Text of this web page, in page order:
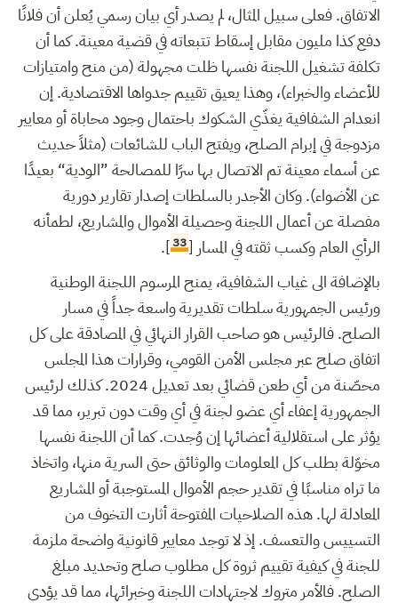
الاتفاق. فعلى سبيل المثال، لم يصدر أي بيان رسمي يُعلن أن فلانًا
دفع كذا مليون مقابل إسقاط تتبعاته في قضية معينة. كما أن
تكلفة تشغيل اللجنة نفسها ظلت مجهولة (من منح وامتيازات
للأعضاء والخبراء)، وهذا يعيق تقييم جدواها الاقتصادية. إن
انعدام الشفافية يغذّي الشكوك باحتمال وجود محاباة أو معايير
مزدوجة في إبرام الصلح، ويفتح الباب للشائعات (مثلاً حديث
عن أسماء معينة تم الاتصال بها سرًا للمصالحة ”الودية“ بعيدًا
عن الأضواء). وكان الأجدر بالسلطات إصدار تقارير دورية
مفصلة عن أعمال اللجنة وحصيلة الأموال والمشاريع، لطمأنه
الرأي العام وكسب ثقته في المسار [33
].
بالإضافة الى غياب الشفافية، يمنح المرسوم اللجنة الوطنية
ورئيس الجمهورية سلطات تقديرية واسعة جداً في مسار
الصلح. فالرئيس هو صاحب القرار النهائي في المصادقة على كل
اتفاق صلح عبر مجلس الأمن القومي، وقرارات هذا المجلس
محصّنة من أي طعن قضائي بعد تعديل 2024. كذلك لرئيس
الجمهورية إعفاء أي عضو لجنة في أي وقت دون تبرير، مما قد
يؤثر على استقلالية أعضائها إن وُجدت. كما أن اللجنة نفسها
مخوّلة بطلب كل المعلومات والوثائق حتى السرية منها، واتخاذ
ما تراه مناسبًا في تقدير حجم الأموال المستوجبة أو المشاريع
المعادلة لها. هذه الصلاحيات المفتوحة أثارت التخوف من
التسييس والتعسف. إذ لا توجد معايير قانونية واضحة ملزمة
للجنة في كيفية تقييم ثروة كل مطلوب صلح وتحديد مبلغ
الصلح. فالأمر متروك لاجتهادات اللجنة وخبرائها، مما قد يؤدي